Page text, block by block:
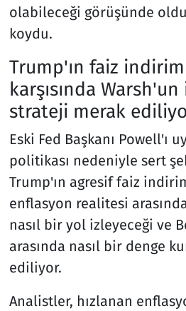
olabileceği görüşünde
koydu.
Trump'ın faiz indirimi
karşısında
strateji merak
Eski Fed Başkanı Powell'ı
politikası nedeniyle sert
Trump'ın agresif faiz
enflasyon realitesi
nasıl bir yol izleyeceği ve
arasında nasıl bir denge
ediliyor.
Analistler, hızlanan